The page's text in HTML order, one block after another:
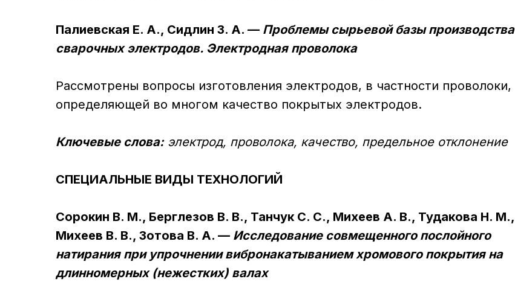
Палиевская Е. А., Сидлин З. А. — Проблемы сырьевой базы производства
сварочных электродов. Электродная проволока
Pассмотpены вопpосы изготовления электpодов, в частности пpоволоки,
опpеделяющей во многом качество покpытых электpодов.
Ключевые слова:электpод, пpоволока, качество, пpедельное отклонение
СПЕЦИАЛЬНЫЕ ВИДЫ ТЕХНОЛОГИЙ
Сорокин В. М., Берглезов В. В., Танчук С. С., Михеев А. В., Тудакова Н. М.,
Михеев В. В., Зотова В. А. — Исследование совмещенного послойного
натирания при упрочнении вибронакатыванием хромового покрытия на
длинномерных (нежестких) валах